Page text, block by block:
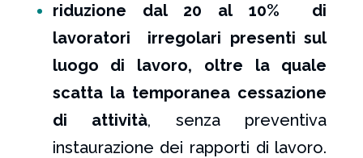
riduzione dal 20 al 10% di
lavoratori irregolari presenti sul
luogo di lavoro, oltre la quale
scatta la temporanea cessazione
di attività, senza preventiva
instaurazione dei rapporti di lavoro.